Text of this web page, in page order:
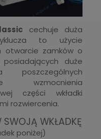
cechuje duża
to użycie
otwarcie zamków o
posiadających duże
poszczególnych
wzmocnienia
części wkładki
rozwiercenia.
SWOJĄ WKŁADKĘ
poniżej)